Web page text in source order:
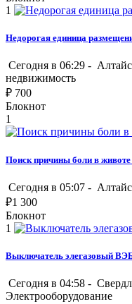
1
Недорогая единица
Сегодня в 06:29 -
недвижимость
₽ 700
Блокнот
1
Поиск причины боли в животе
Сегодня в 05:07 -
₽1 300
Блокнот
1
Выключатель элегазовый
Сегодня в 04:58 -
Электрооборудование